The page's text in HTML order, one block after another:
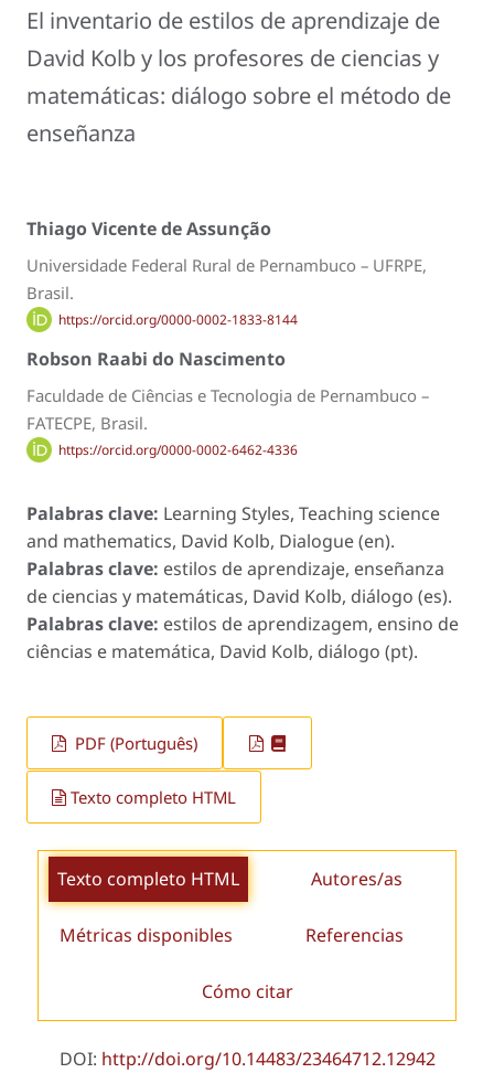
El inventario de estilos de aprendizaje de
David Kolb y los profesores de ciencias y
matemáticas: diálogo sobre el método de
enseñanza
Thiago Vicente de Assunção
Universidade Federal Rural de Pernambuco – UFRPE,
Brasil.
https://orcid.org/0000-0002-1833-8144
Robson Raabi do Nascimento
Faculdade de Ciências e Tecnologia de Pernambuco –
FATECPE, Brasil.
https://orcid.org/0000-0002-6462-4336
Palabras clave: Learning Styles, Teaching science
and mathematics, David Kolb, Dialogue (en).
Palabras clave: estilos de aprendizaje, enseñanza
de ciencias y matemáticas, David Kolb, diálogo (es).
Palabras clave: estilos de aprendizagem, ensino de
ciências e matemática, David Kolb, diálogo (pt).
PDF (Português)
Texto completo HTML
Texto completo HTML Autores/as
Métricas disponibles Referencias
Cómo citar
DOI: http://doi.org/10.14483/23464712.12942